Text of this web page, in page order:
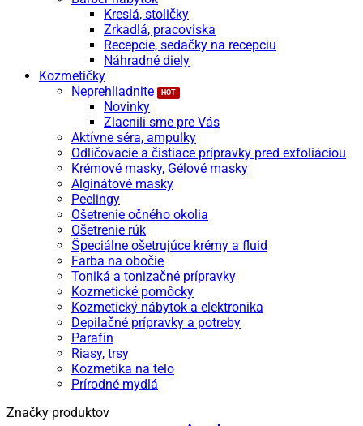
Kreslá, stoličky
Zrkadlá, pracoviska
Recepcie, sedačky na recepciu
Náhradné diely
Kozmetičky
Neprehliadnite
Novinky
Zlacnili sme pre Vás
Aktívne séra, ampulky
Odličovacie a čistiace prípravky pred exfoliáciou
Krémové masky, Gélové masky
Alginátové masky
Peelingy
Ošetrenie očného okolia
Ošetrenie rúk
Špeciálne ošetrujúce krémy a fluid
Farba na obočie
Toniká a tonizačné prípravky
Kozmetické pomôcky
Kozmetický nábytok a elektronika
Depilačné prípravky a potreby
Parafín
Riasy, trsy
Kozmetika na telo
Prírodné mydlá
Značky produktov